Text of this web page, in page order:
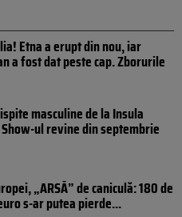
Etna a erupt din nou, iar
a fost dat peste cap. Zborurile
masculine de la Insula
ul revine din septembrie
„ARSĂ” de caniculă: 180 de
s-ar putea pierde...